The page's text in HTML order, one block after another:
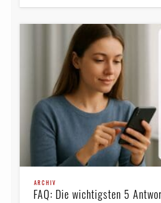
ARCHIV
FAQ: Die wichtigsten 5